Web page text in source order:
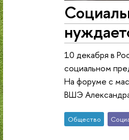
10 декабря в
социальном
На форуме с
ВШЭ
Общество